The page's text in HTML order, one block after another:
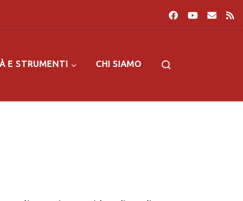
E STRUMENTI CHI SIAMO